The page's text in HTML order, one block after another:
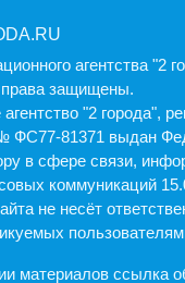
агентства "2
защищены.
"2 города",
81371 выдан
в сфере связи,
коммуникаций
не несёт
материалов ссылка